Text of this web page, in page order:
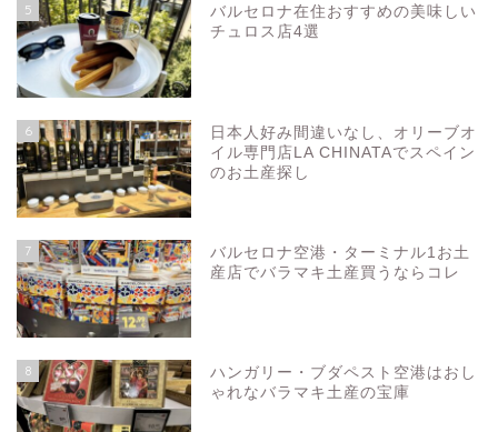
5
バルセロナ在住おすすめの美味しい
チュロス店4選
6
日本人好み間違いなし、オリーブオ
イル専門店LA CHINATAでスペイン
のお土産探し
7
バルセロナ空港・ターミナル1お土
産店でバラマキ土産買うならコレ
8
ハンガリー・ブダペスト空港はおし
ゃれなバラマキ土産の宝庫